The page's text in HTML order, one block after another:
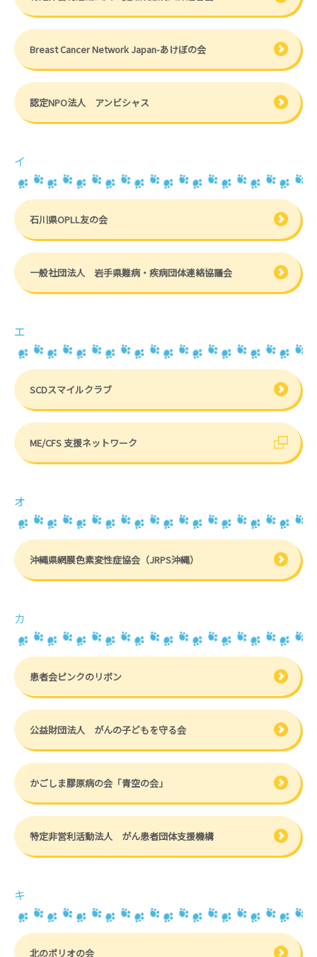
Breast Cancer Network Japan-あけぼの会
認定NPO法人 アンビシャス
イ
石川県OPLL友の会
一般社団法人 岩手県難病・疾病団体連絡協議会
エ
SCDスマイルクラブ
ME/CFS 支援ネットワーク
オ
沖縄県網膜色素変性症協会（JRPS沖縄）
カ
患者会ピンクのリボン
公益財団法人 がんの子どもを守る会
かごしま膠原病の会「青空の会」
特定非営利活動法人 がん患者団体支援機構
キ
北のポリオの会